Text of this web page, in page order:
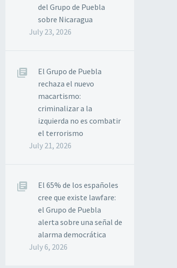
del Grupo de Puebla
sobre Nicaragua
July 23, 2026
El Grupo de Puebla
rechaza el nuevo
macartismo:
criminalizar a la
izquierda no es combatir
el terrorismo
July 21, 2026
El 65% de los españoles
cree que existe lawfare:
el Grupo de Puebla
alerta sobre una señal de
alarma democrática
July 6, 2026